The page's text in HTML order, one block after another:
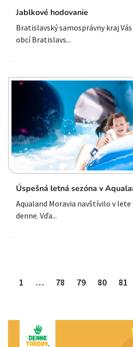
Jablkové hodovanie
Bratislavský samosprávny kraj
obcí Bratislavs...
Úspešná letná sezóna v
Aqualand Moravia navštívilo v lete
denne. Vďa...
1 … 78 79 80 81